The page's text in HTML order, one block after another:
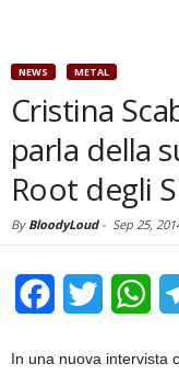
NEWS METAL
Cristina
parla della
Root degli
By BloodyLoud- Sep 25,
Facebook
Twitter
In una nuova intervista